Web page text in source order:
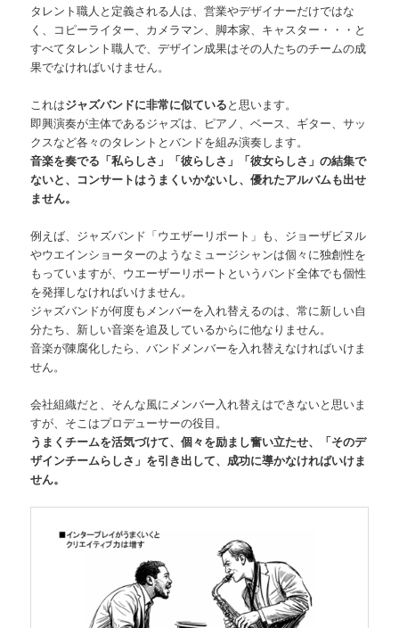
タレント職人と定義される人は、営業やデザイナーだけではな
く、コピーライター、カメラマン、脚本家、キャスター・・・と
すべてタレント職人で、デザイン成果はその人たちのチームの成
果でなければいけません。
これはジャズバンドに非常に似ていると思います。
即興演奏が主体であるジャズは、ピアノ、ベース、ギター、サッ
クスなど各々のタレントとバンドを組み演奏します。
音楽を奏でる「私らしさ」「彼らしさ」「彼女らしさ」の結集で
ないと、コンサートはうまくいかないし、優れたアルバムも出せ
ません。
例えば、ジャズバンド「ウエザーリポート」も、ジョーザビヌル
やウエインショーターのようなミュージシャンは個々に独創性を
もっていますが、ウエーザーリポートというバンド全体でも個性
を発揮しなければいけません。
ジャズバンドが何度もメンバーを入れ替えるのは、常に新しい自
分たち、新しい音楽を追及しているからに他なりません。
音楽が陳腐化したら、バンドメンバーを入れ替えなければいけま
せん。
会社組織だと、そんな風にメンバー入れ替えはできないと思いま
すが、そこはプロデューサーの役目。
うまくチームを活気づけて、個々を励まし奮い立たせ、「そのデ
ザインチームらしさ」を引き出して、成功に導かなければいけま
せん。